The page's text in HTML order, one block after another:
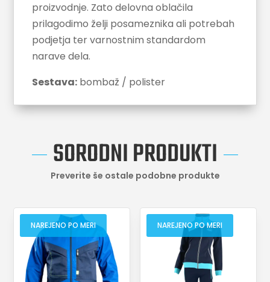
proizvodnje. Zato delovna oblačila
prilagodimo želji posameznika ali potrebah
podjetja ter varnostnim standardom
narave dela.
Sestava: bombaž / polister
SORODNI PRODUKTI
Preverite še ostale podobne produkte
NAREJENO PO MERI NAREJENO PO MERI